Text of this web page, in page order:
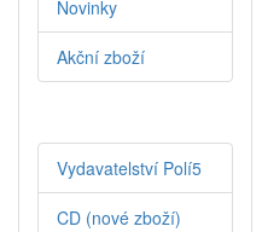
Novinky
Akční zboží
Vydavatelství Polí5
CD (nové zboží)